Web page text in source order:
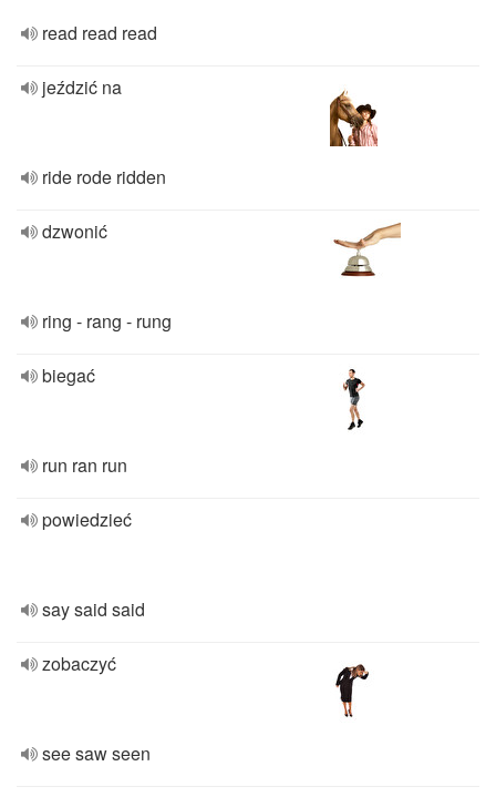
read read read
jeździć na
ride rode ridden
dzwonić
ring - rang - rung
biegać
run ran run
powiedzieć
say said said
zobaczyć
see saw seen